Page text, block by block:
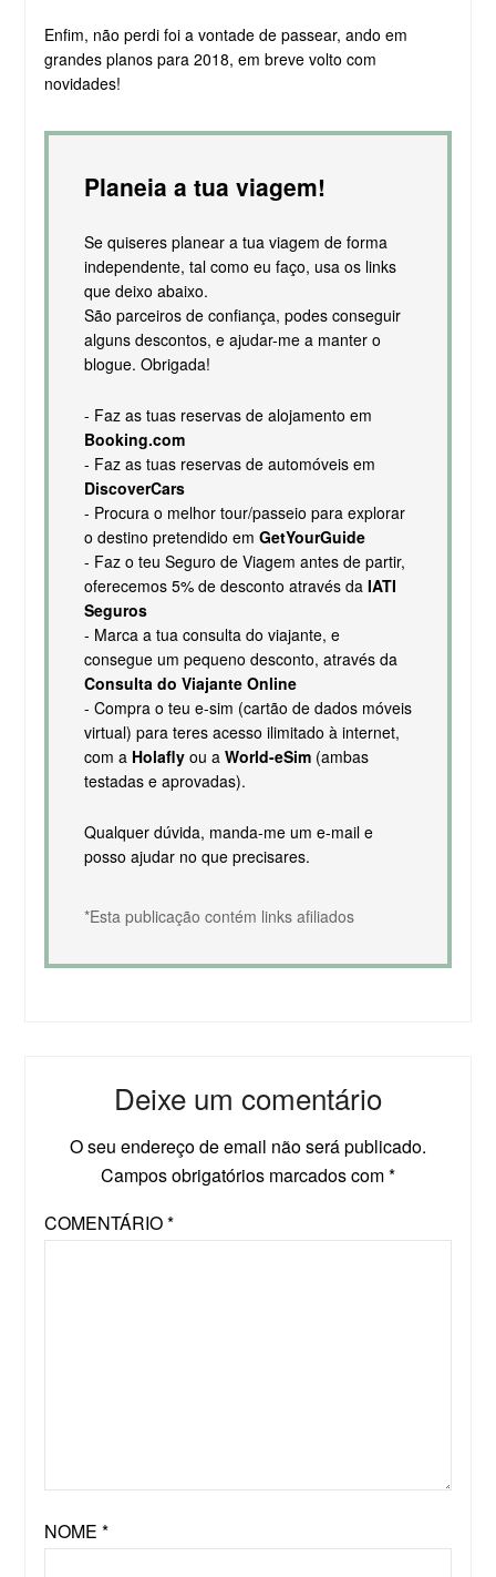
Enfim, não perdi foi a vontade de passear, ando em
grandes planos para 2018, em breve volto com
novidades!
Planeia a tua viagem!
Se quiseres planear a tua viagem de forma
independente, tal como eu faço, usa os links
que deixo abaixo.
São parceiros de confiança, podes conseguir
alguns descontos, e ajudar-me a manter o
blogue. Obrigada!
- Faz as tuas reservas de alojamento em
Booking.com
- Faz as tuas reservas de automóveis em
DiscoverCars
- Procura o melhor tour/passeio para explorar
o destino pretendido em GetYourGuide
- Faz o teu Seguro de Viagem antes de partir,
oferecemos 5% de desconto através da IATI
Seguros
- Marca a tua consulta do viajante, e
consegue um pequeno desconto, através da
Consulta do Viajante Online
- Compra o teu e-sim (cartão de dados móveis
virtual) para teres acesso ilimitado à internet,
com a Holaflyou a World-eSim(ambas
testadas e aprovadas).
Qualquer dúvida, manda-me um e-mail e
posso ajudar no que precisares.
*Esta publicação contém links afiliados
Deixe um comentário
O seu endereço de email não será publicado.
Campos obrigatórios marcados com*
COMENTÁRIO*
NOME *